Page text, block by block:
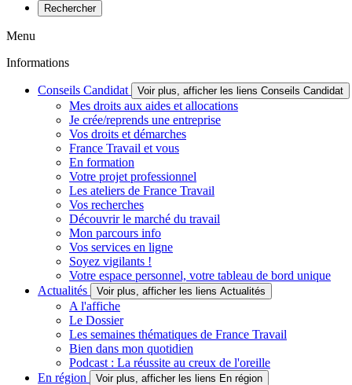
Rechercher
Menu
Informations
Conseils Candidat Voir plus, afficher les liens Conseils Candidat
Mes droits aux aides et allocations
Je crée/reprends une entreprise
Vos droits et démarches
France Travail et vous
En formation
Votre projet professionnel
Les ateliers de France Travail
Vos recherches
Découvrir le marché du travail
Mon parcours info
Vos services en ligne
Soyez vigilants !
Votre espace personnel, votre tableau de bord unique
Actualités
Voir plus, afficher les liens Actualités
A l'affiche
Le Dossier
Les semaines thématiques de France Travail
Bien dans mon quotidien
Podcast : La réussite au creux de l'oreille
En région
Voir plus, afficher les liens En région